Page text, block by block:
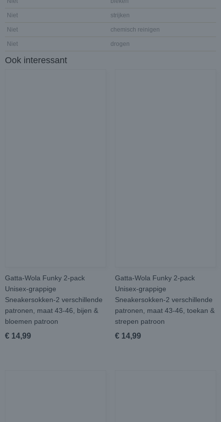
Niet strijken
Niet chemisch reinigen
Niet drogen
Ook interessant
Gatta-Wola Funky 2-pack
Unisex-grappige
Sneakersokken-2 verschillende
patronen, maat 43-46, bijen &
bloemen patroon
€ 14,99
Gatta-Wola Funky 2-pack
Unisex-grappige
Sneakersokken-2 verschillende
patronen, maat 43-46, toekan &
strepen patroon
€ 14,99